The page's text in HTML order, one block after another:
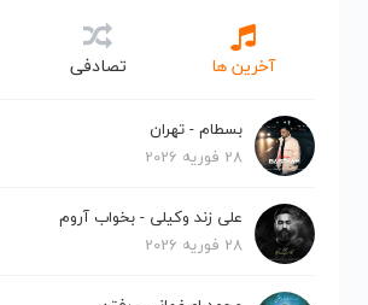
آخرین ها تصادفی
بسطام - تهران
28 فوریه 2026
علی زند وکیلی - بخواب آروم
28 فوریه 2026